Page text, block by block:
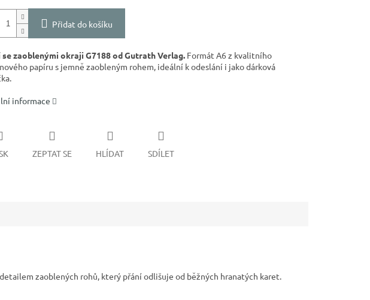
Přidat do košíku
se zaoblenými okraji G7188 od Gutrath Verlag. Formát A6 z kvalitního
papíru s jemně zaobleným rohem, ideální k odeslání i jako dárková
informace
ZEPTAT SE HLÍDAT SDÍLET
zaoblených rohů, který přání odlišuje od běžných hranatých karet.